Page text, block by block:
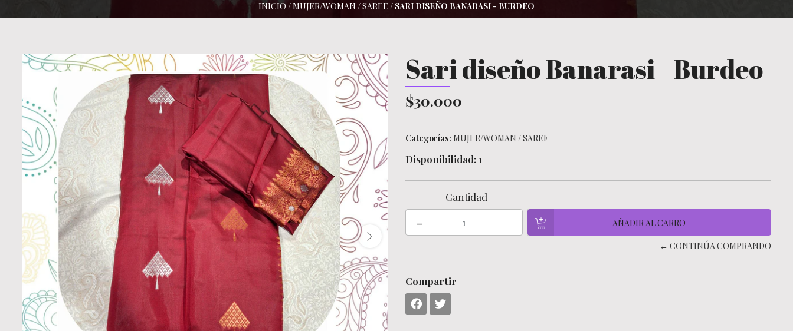
INICIO /MUJER/WOMAN /SAREE / SARI DISEÑO BANARASI - BURDEO
Sari diseño Banarasi - Burdeo
$30.000
Categorías: MUJER/WOMAN /SAREE
Disponibilidad: 1
Cantidad
- +
← CONTINÚA COMPRANDO
Compartir